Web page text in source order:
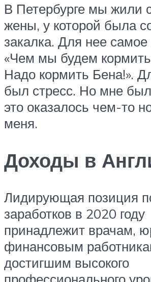
В Петербурге мы жили
жены, у которой была
закалка. Для нее самое
«Чем мы будем
Надо кормить Бена!».
был стресс. Но мне
это оказалось чем-то
меня.
Доходы в
Лидирующая позиция
заработков в 2020 году
принадлежит врачам,
финансовым
достигшим высокого